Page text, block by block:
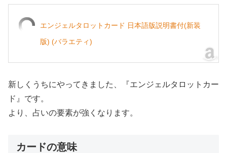
エンジェルタロットカード 日本語版説明書付(新装
版) (バラエティ)
新しくうちにやってきました、『エンジェルタロットカー
ド』です。
より、占いの要素が強くなります。
カードの意味